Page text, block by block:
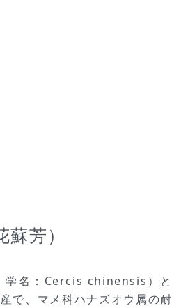
芳）
学名：Cercis chinensis）と
で、マメ科ハナズオウ属の耐